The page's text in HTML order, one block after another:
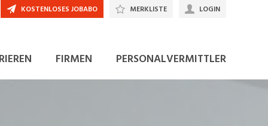
FIRMEN PERSONALVERMITTLER
KOSTENLOSES JOBABO MERKLISTE LOGIN